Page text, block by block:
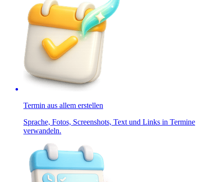
Termin aus allem erstellen
Sprache, Fotos, Screenshots, Text und Links in Termine
verwandeln.